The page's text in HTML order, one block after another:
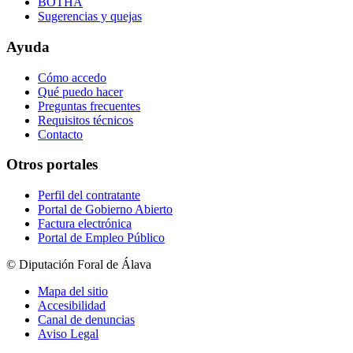
Sugerencias y quejas
Ayuda
Cómo accedo
Qué puedo hacer
Preguntas frecuentes
Requisitos técnicos
Contacto
Otros portales
Perfil del contratante
Portal de Gobierno Abierto
Factura electrónica
Portal de Empleo Público
© Diputación Foral de Álava
Mapa del sitio
Accesibilidad
Canal de denuncias
Aviso Legal